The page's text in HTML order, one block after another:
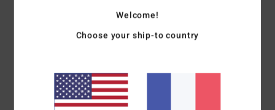
Note moyenne
2.0/5
basé sur1 avis vérifiés
0% de nos clients recommandent ce produit
Welcome!
Choose your ship-to country